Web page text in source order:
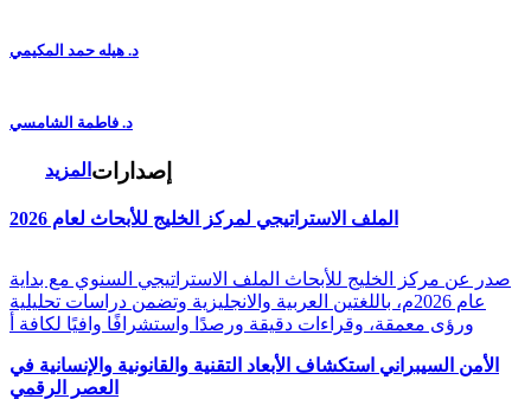
د. هيله حمد المكيمي
د. فاطمة الشامسي
المزيد إصدارات
الملف الاستراتيجي لمركز الخليج للأبحاث لعام 2026
صدر عن مركز الخليج للأبحاث الملف الاستراتيجي السنوي مع بداية
عام 2026م، باللغتين العربية والانجليزية وتضمن دراسات تحليلية
ورؤى معمقة، وقراءات دقيقة ورصدًا واستشرافًا وافيًا لكافة أ
الأمن السيبراني استكشاف الأبعاد التقنية والقانونية والإنسانية في
العصر الرقمي